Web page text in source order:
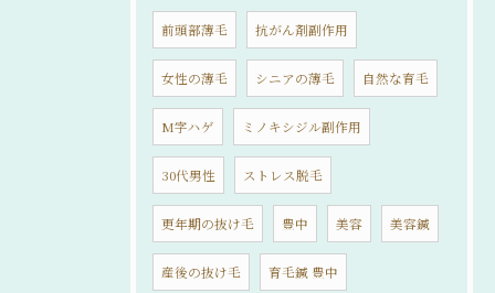
前頭部薄毛 抗がん剤副作用
女性の薄毛 シニアの薄毛 自然な育毛
M字ハゲ ミノキシジル副作用
30代男性 ストレス脱毛
更年期の抜け毛 豊中 美容 美容鍼
産後の抜け毛 育毛鍼 豊中